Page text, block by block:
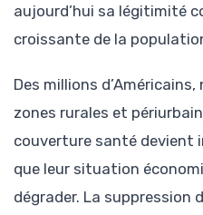
aujourd’hui sa légitimité
croissante de la
Des millions
zones rurales et
couverture santé devient
que leur situation
dégrader. La suppression